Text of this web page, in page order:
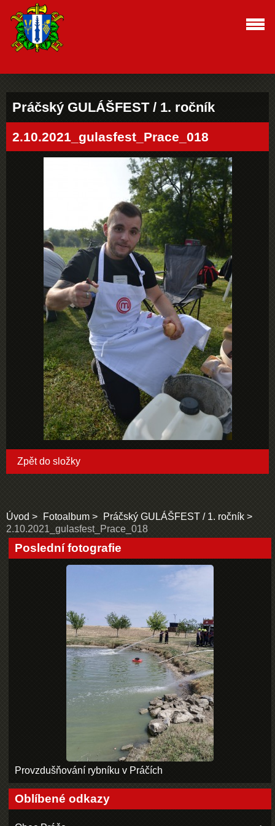
Práčský GULÁŠFEST / 1. ročník
2.10.2021_gulasfest_Prace_018
Zpět do složky
Úvod Fotoalbum
Práčský GULÁŠFEST / 1. ročník
2.10.2021_gulasfest_Prace_018
Poslední fotografie
Provzdušňování rybníku v Práčích
Oblíbené odkazy